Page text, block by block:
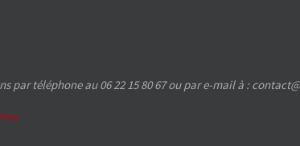
par téléphone au 06 22 15 80 67 ou par e-mail à :